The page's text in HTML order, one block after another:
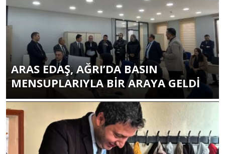
ARAS EDAŞ, AĞRI’DA BASIN
MENSUPLARIYLA BİR ARAYA GELDİ